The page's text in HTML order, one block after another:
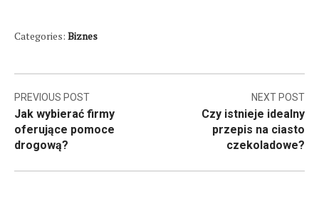
Categories: Biznes
Nawigacja
wpisu
PREVIOUS POST
Jak wybierać firmy
oferujące pomoce
drogową?
NEXT POST
Czy istnieje idealny
przepis na ciasto
czekoladowe?